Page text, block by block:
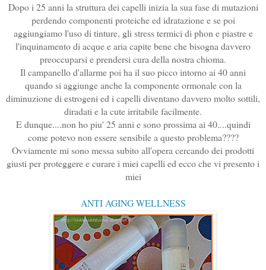
Dopo i 25 anni la struttura dei capelli inizia la sua fase di mutazioni
perdendo componenti proteiche ed idratazione e se poi
aggiungiamo l'uso di tinture, gli stress termici di phon e piastre e
l'inquinamento di acque e aria capite bene che bisogna davvero
preoccuparsi e prendersi cura della nostra chioma.
Il campanello d'allarme poi ha il suo picco intorno ai 40 anni
quando si aggiunge anche la componente ormonale con la
diminuzione di estrogeni ed i capelli diventano davvero molto sottili,
diradati e la cute irritabile facilmente.
E dunque....non ho piu' 25 anni e sono prossima ai 40....quindi
come potevo non essere sensibile a questo problema????
Ovviamente mi sono messa subito all'opera cercando dei prodotti
giusti per proteggere e curare i miei capelli ed ecco che vi presento i
miei
ANTI AGING WELLNESS